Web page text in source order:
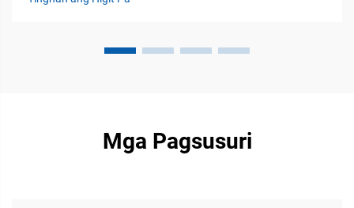
Produksyon. Ang immune system sa livestock ay gumagana
Mga Pagsusuri